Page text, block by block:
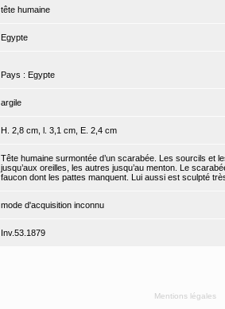
tête humaine
Egypte
Pays : Egypte
argile
H. 2,8 cm, l. 3,1 cm, E. 2,4 cm
Tête humaine surmontée d’un scarabée. Les sourcils et
jusqu’aux oreilles, les autres jusqu’au menton. Le
faucon dont les pattes manquent. Lui aussi est sculpté
mode d'acquisition inconnu
Inv.53.1879
Mentions légales